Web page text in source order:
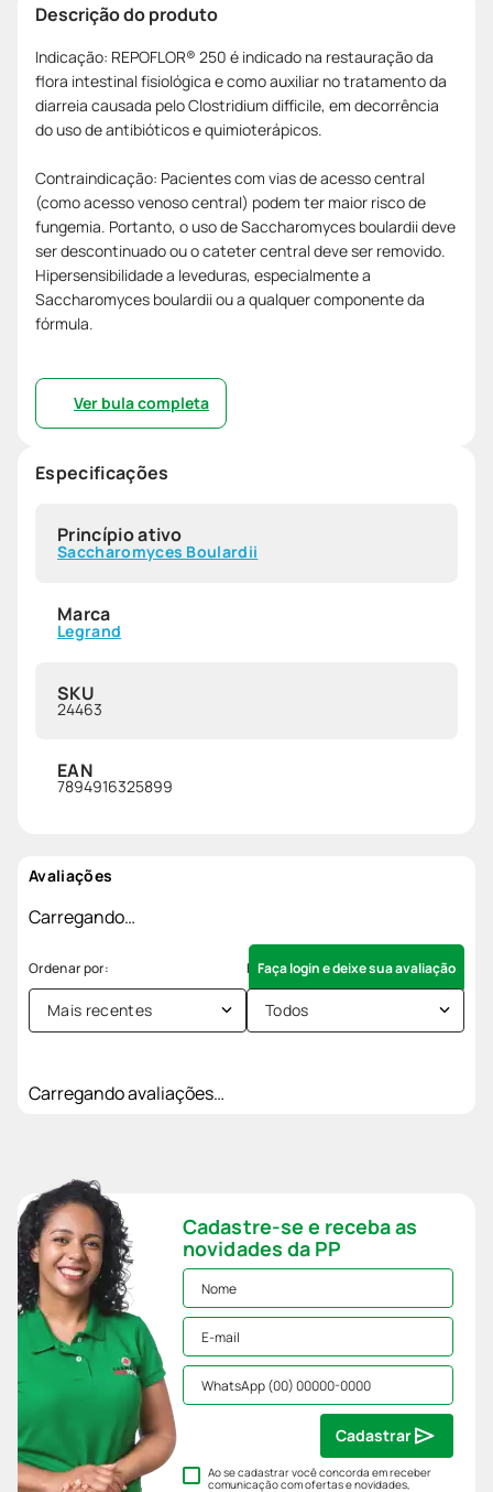
Descrição do produto
Indicação: REPOFLOR® 250 é indicado na restauração da
flora intestinal fisiológica e como auxiliar no tratamento da
diarreia causada pelo Clostridium difficile, em decorrência
do uso de antibióticos e quimioterápicos.
Contraindicação: Pacientes com vias de acesso central
(como acesso venoso central) podem ter maior risco de
fungemia. Portanto, o uso de Saccharomyces boulardii deve
ser descontinuado ou o cateter central deve ser removido.
Hipersensibilidade a leveduras, especialmente a
Saccharomyces boulardii ou a qualquer componente da
fórmula.
Ver bula completa
Especificações
Princípio ativo
Saccharomyces Boulardii
Marca
Legrand
SKU
24463
EAN
7894916325899
Avaliações
Carregando…
Faça login e deixe sua avaliação
Mais recentes Todos
Carregando avaliações…
Cadastre-se e receba as
novidades da PP
Ao se cadastrar você concorda em receber
comunicação com ofertas e novidades,
Cadastrar